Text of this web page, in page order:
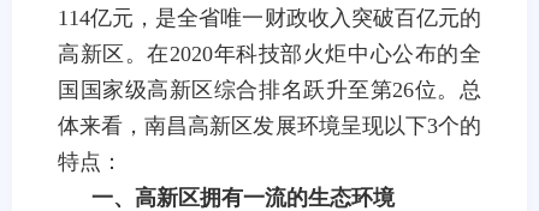
114亿元，是全省唯一财政收入突破百亿元的
高新区。在2020年科技部火炬中心公布的全
国国家级高新区综合排名跃升至第26位。总
体来看，南昌高新区发展环境呈现以下3个的
特点：
一、高新区拥有一流的生态环境